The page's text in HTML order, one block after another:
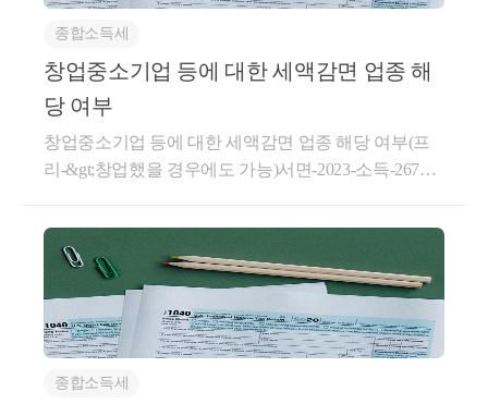
시점에서감면이 가능한 시기는 언제인지자세히 확인
해보도록 하겠습니다.창업중소기업 감면은 누가 받을
수 있을까요.창업중소기업 감면은1) 중소기업이2) 해
우 간단하지만,이걸 자세히 보게 되면 많은 규정들이
존재하는데요.1) 중소기업세법상 중소기업이 되기 위
해서는업종별 매출액 기준을 갖추어야 합니다.업종별
며기본적으로 400억원 이하라면중소기업 기준에 해당
합니다.매출액 보다는,중소기업 배제 업종을 영위하는
부분에서 많이 걸릴 수 있는데요.&lt;부동산임대업&gt;
- 부동산임대업은 세법에서 제재하는 대표적인 업종입
니다.&lt;소비성서비스업&gt;- 호텔업, 여관업, 주점업,
오락 유흥 등을 목적으로 하는 사업 을 주된 사업으로
영위하지 않아야 합니다.2) 해당 업종 영위창업중소기
종합소득세
창업중소기업 등에 대한 세액감면 업종 해
당 여부
창업중소기업 등에 대한 세액감면 업종 해당 여부(프
리-&gt;창업했을 경우에도 가능)서면-2023-소득-2676
있던 자가 새로이｢조세특례제한법｣ 제6조 제3항의 규
정에 의한 업종을 영위하는 중소기업을 창업하여 ｢부
가가치세법｣ 제8조에 따라 사업자등록을 하고 사업을
개시하는 경우 이후에 발생된 ｢조세특례제한법｣ 제6
조 창업중소기업에 대한 세액감면을 적용하는 것임회
신귀 질의의 경우, 원천징수대상 사업소득이 있던 자
가 새로이 ｢조세특례제한법｣ 제6조 제3항의 규정에 의
종합소득세